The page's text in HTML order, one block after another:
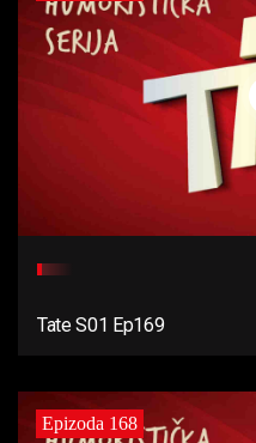
Tate S01 Ep169
Epizoda 168